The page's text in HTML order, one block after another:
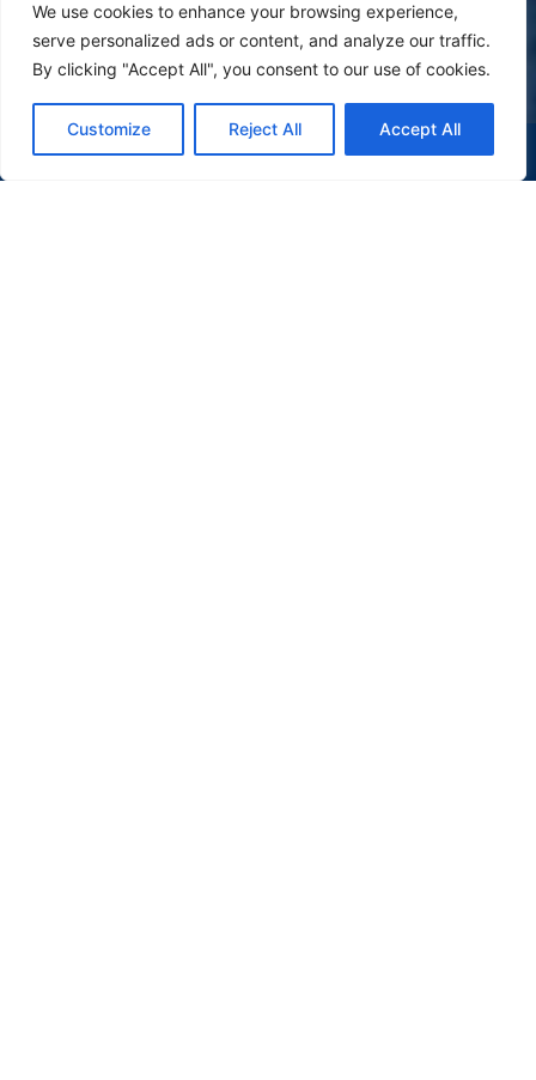
We use cookies to enhance your browsing experience,
serve personalized ads or content, and analyze our traffic.
By clicking "Accept All", you consent to our use of cookies.
Customize Reject All Accept All
(47) 9 9977-7630